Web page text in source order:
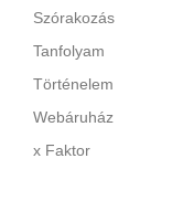
Szórakozás
Tanfolyam
Történelem
Webáruház
x Faktor